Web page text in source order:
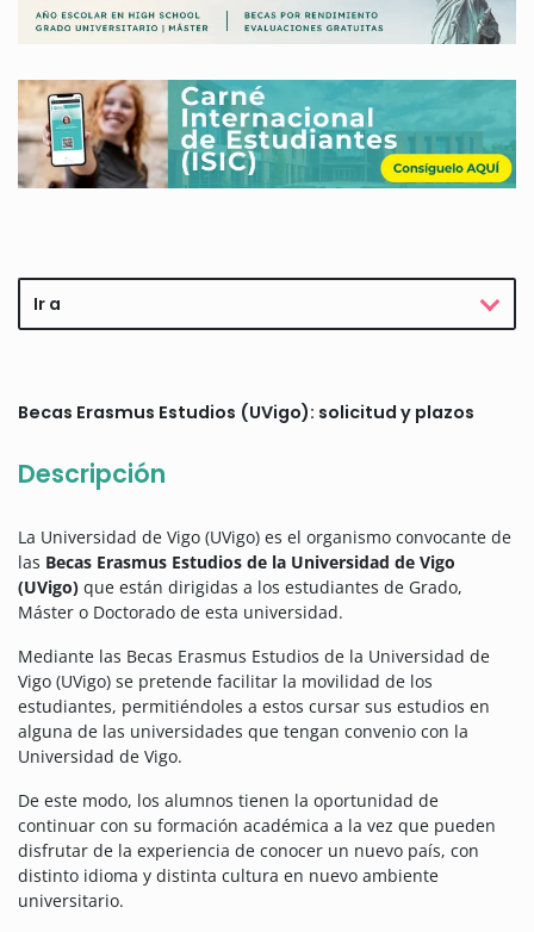
Ir a
Becas Erasmus Estudios (UVigo): solicitud y plazos
Descripción
La Universidad de Vigo (UVigo) es el organismo convocante de
las Becas Erasmus Estudios de la Universidad de Vigo
(UVigo) que están dirigidas a los estudiantes de Grado,
Máster o Doctorado de esta universidad.
Mediante las Becas Erasmus Estudios de la Universidad de
Vigo (UVigo) se pretende facilitar la movilidad de los
estudiantes, permitiéndoles a estos cursar sus estudios en
alguna de las universidades que tengan convenio con la
Universidad de Vigo.
De este modo, los alumnos tienen la oportunidad de
continuar con su formación académica a la vez que pueden
disfrutar de la experiencia de conocer un nuevo país, con
distinto idioma y distinta cultura en nuevo ambiente
universitario.